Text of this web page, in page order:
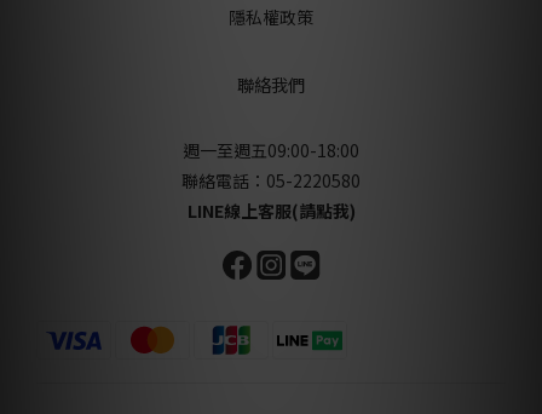
隱私權政策
聯絡我們
週一至週五09:00-18:00
聯絡電話：05-2220580
LINE線上客服(請點我)